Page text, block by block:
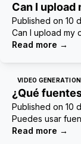
Can I upload
Published on 10
Can I upload my
Read more →
VIDEO GENERATION
¿Qué
Published on 10
Puedes usar
Read more →